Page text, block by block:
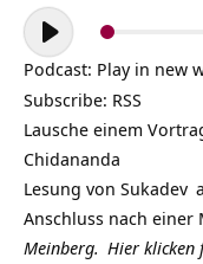
Audio-
Player
Podcast: Play in new
Subscribe: RSS
Lausche einem
Chidananda
Lesung von Sukadev
Anschluss nach einer
Meinberg. Hier klicken